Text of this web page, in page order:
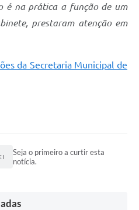
é na prática a função de um
prestaram atenção em
da Secretaria Municipal de
Seja o primeiro a curtir esta
notícia.